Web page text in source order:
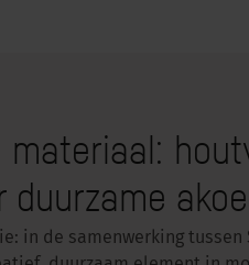
materiaal:
duurzame
in de samenwerking tussen